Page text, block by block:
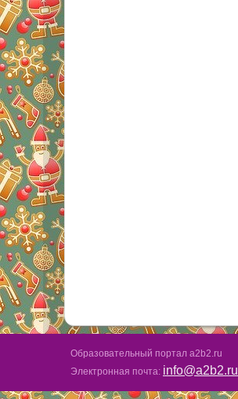
Образовательный портал a2b2.ru
Электронная почта: info@a2b2.ru